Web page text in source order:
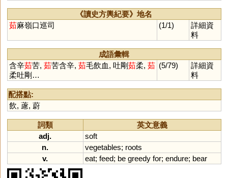
《讀史方輿紀要》地名
茹麻嶺口巡司 (1/1)
詳細資
料
成語彙輯
含辛茹苦, 茹苦含辛, 茹毛飲血, 吐剛茹柔, 茹
柔吐剛…
(5/79)
詳細資
料
配搭點:
飲, 藘, 蔚
詞類
英文意義
adj.
soft
n.
vegetables; roots
v.
eat; feed; be greedy for; endure; bear